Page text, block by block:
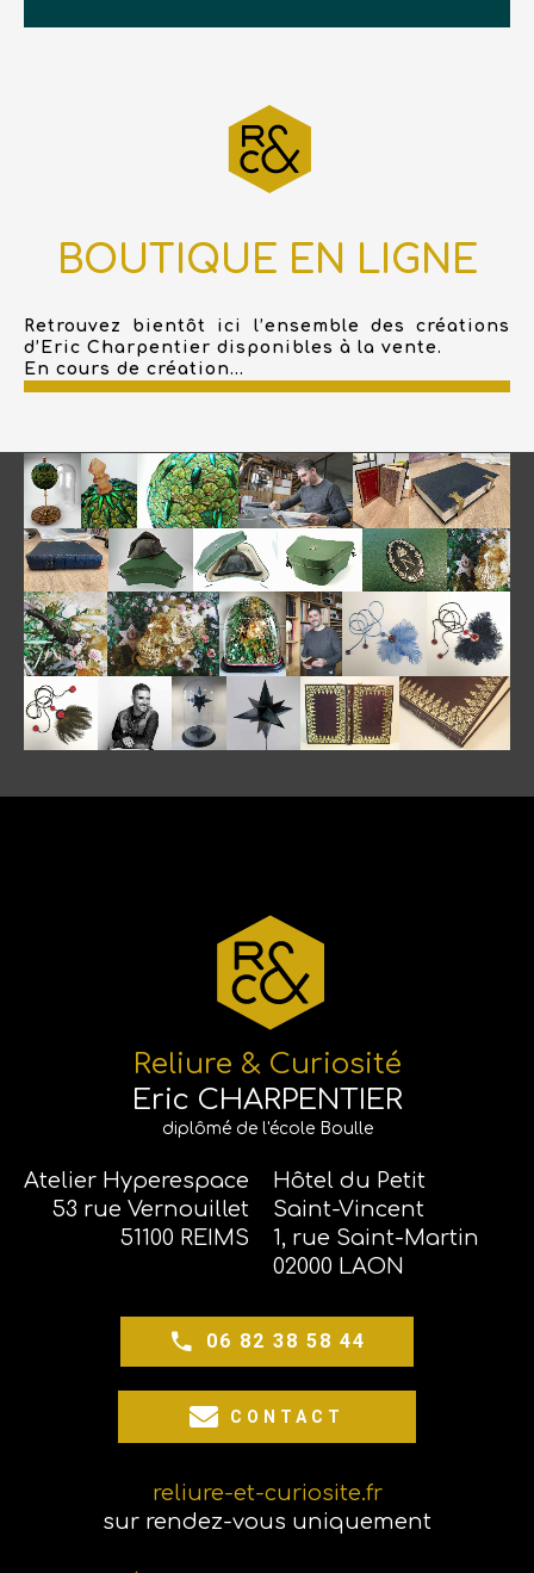
BOUTIQUE EN LIGNE
Retrouvez bientôt ici l’ensemble des créations
d’Eric Charpentier disponibles à la vente.
En cours de création...
Reliure & Curiosité
Eric CHARPENTIER
diplômé de l'école Boulle
Atelier Hyperespace
53 rue Vernouillet
51100 REIMS
Hôtel du Petit
Saint-Vincent
1, rue Saint-Martin
02000 LAON
06 82 38 58 44
CONTACT
reliure-et-curiosite.fr
sur rendez-vous uniquement